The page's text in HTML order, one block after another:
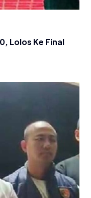
Lolos Ke Final